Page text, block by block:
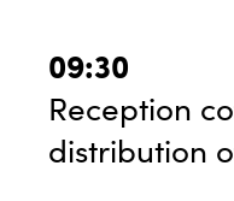
09:30
Reception
distribution